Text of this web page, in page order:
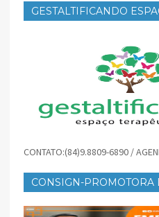
GESTALTIFICANDO
CONTATO:(84)9.8809-6890 /
CONSIGN-PROMOTORA